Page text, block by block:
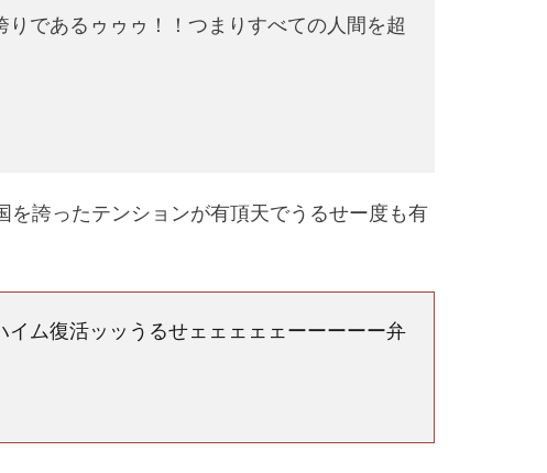
であるゥゥゥ！！つまりすべての人間を超
誇ったテンションが有頂天でうるせー度も有
ム復活ッッうるせェェェェェーーーーー弁